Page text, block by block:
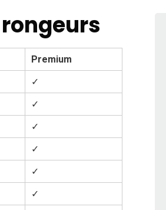
Premium
✓
✓
✓
✓
✓
✓